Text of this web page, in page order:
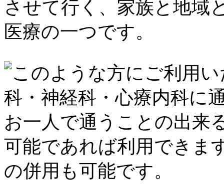
させて行く、家族と地域
医療の一つです。